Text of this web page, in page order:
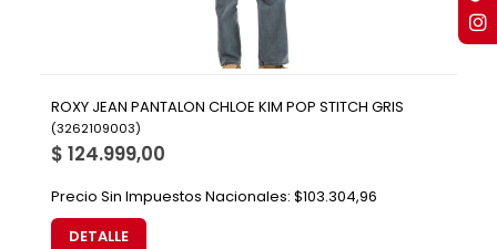
ROXY JEAN PANTALON CHLOE KIM POP STITCH GRIS
(3262109003)
$ 124.999,00
Precio Sin Impuestos Nacionales: $103.304,96
DETALLE